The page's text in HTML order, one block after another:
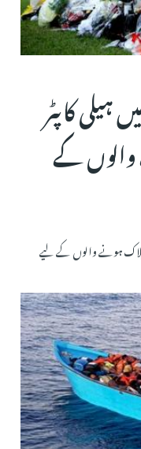
ہیلی کاپٹر
کے
ہلاک ہونے والوں کے لیے